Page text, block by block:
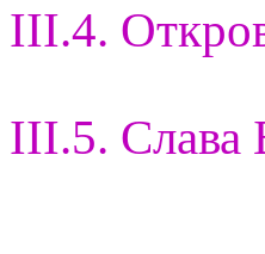
III.4.
III.5. Слава